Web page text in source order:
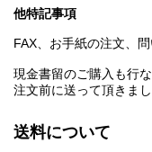
他特記事項
FAX、お手紙の注文、
現金書留のご購入も行
注文前に送って頂きま
送料について